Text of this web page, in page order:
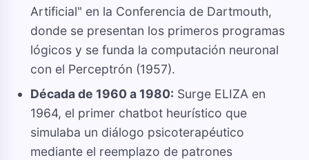
Artificial" en la Conferencia de Dartmouth,
donde se presentan los primeros programas
lógicos y se funda la computación neuronal
con el Perceptrón (1957).
Década de 1960 a 1980: Surge ELIZA en
1964, el primer chatbot heurístico que
simulaba un diálogo psicoterapéutico
mediante el reemplazo de patrones